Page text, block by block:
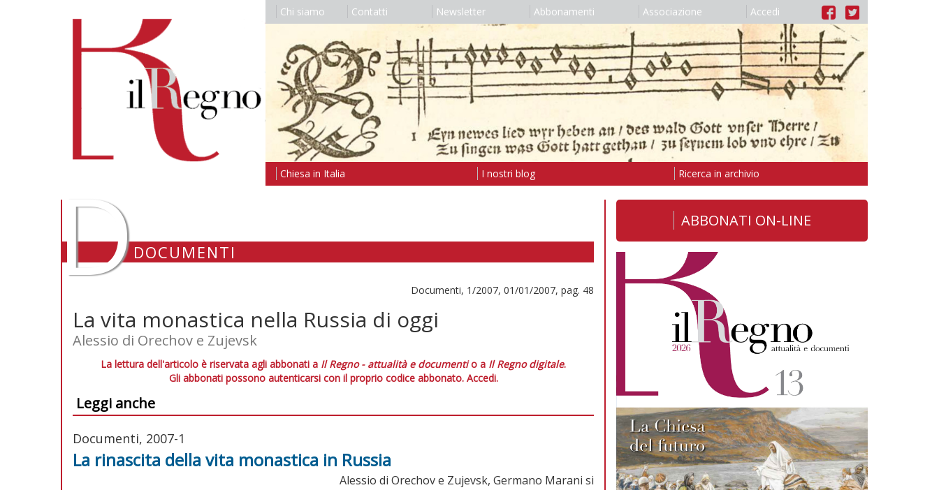
Chi siamo Contatti Newsletter Abbonamenti Associazione Accedi
Chiesa in Italia I nostri blog Ricerca in archivio
DDOCUMENTI
Documenti, 1/2007, 01/01/2007, pag. 48
La vita monastica nella Russia di oggi
Alessio di Orechov e Zujevsk
La lettura dell'articolo è riservata agli abbonati a Il Regno - attualità e documentio a Il Regno digitale.
Gli abbonati possono autenticarsi con il proprio codice abbonato. Accedi.
Leggi anche
Documenti, 2007-1
La rinascita della vita monastica in Russia
Alessio di Orechov e Zujevsk, Germano Marani si
ABBONATI ON-LINE